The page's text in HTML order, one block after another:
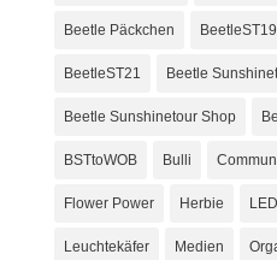
Beetle Päckchen BeetleST19
BeetleST21 Beetle
Beetle Sunshinetour Shop
BSTtoWOB Bulli
Flower Power Herbie
Leuchtekäfer Medien